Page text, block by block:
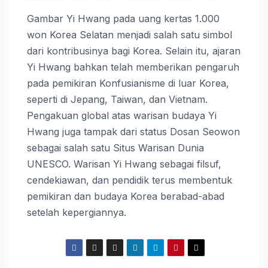
Gambar Yi Hwang pada uang kertas 1.000
won Korea Selatan menjadi salah satu simbol
dari kontribusinya bagi Korea. Selain itu, ajaran
Yi Hwang bahkan telah memberikan pengaruh
pada pemikiran Konfusianisme di luar Korea,
seperti di Jepang, Taiwan, dan Vietnam.
Pengakuan global atas warisan budaya Yi
Hwang juga tampak dari status Dosan Seowon
sebagai salah satu Situs Warisan Dunia
UNESCO. Warisan Yi Hwang sebagai filsuf,
cendekiawan, dan pendidik terus membentuk
pemikiran dan budaya Korea berabad-abad
setelah kepergiannya.